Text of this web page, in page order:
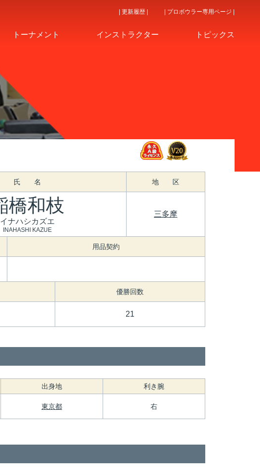
トーナメント インストラクター トピックス
| 更新履歴 | | プロボウラー専用ページ |
氏 名 地 区
橋和枝
イナハシカズエ
INAHASHI KAZUE
三多摩
用品契約
優勝回数
21
出身地 利き腕
東京都 右